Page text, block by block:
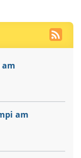
am
am